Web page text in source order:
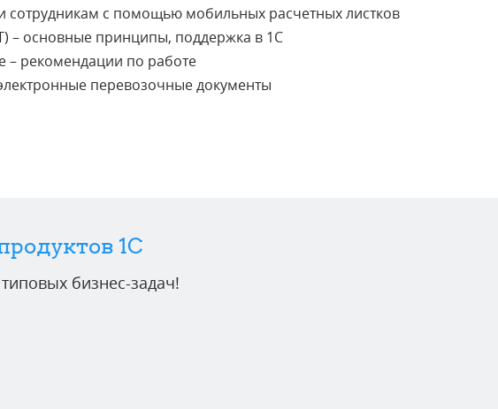
сотрудникам с помощью мобильных расчетных листков
– основные принципы, поддержка в 1С
– рекомендации по работе
перевозочные документы
1C
бизнес-задач!